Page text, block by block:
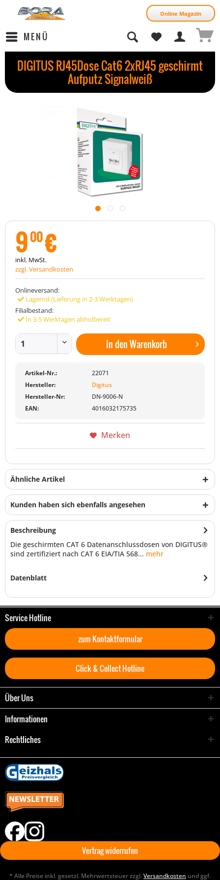
Online Magazin
MENÜ
DIGITUS RJ45Dose Cat6 2xRJ45 geschirmt
Aufputz Signalweiß
900€
inkl. MwSt.
zzgl. Versandkosten
Onlineversand:
Lagernd (Lieferung in 2-3 Werktagen)
Filialbestand:
In 3-5 Werktagen abholbereit
In denWarenkorb
Artikel-Nr.:
22071
Hersteller:
Digitus
Hersteller-Nr:
DN-9006-N
EAN:
4016032175735
Merken
Ähnliche Artikel
Kunden haben sich ebenfalls angesehen
Beschreibung
Die geschirmten CAT 6 Datenanschlussdosen von DIGITUS®
sind zertifiziert nach CAT 6 EIA/TIA 568... mehr
Datenblatt
Service Hotline
zum Kontaktformular
Click & Collect Hotline
Über Uns
Informationen
Rechtliches
Vertrag widerrufen
* Alle Preise inkl. gesetzl. Mehrwertsteuer zzgl.Versandkosten und ggf.